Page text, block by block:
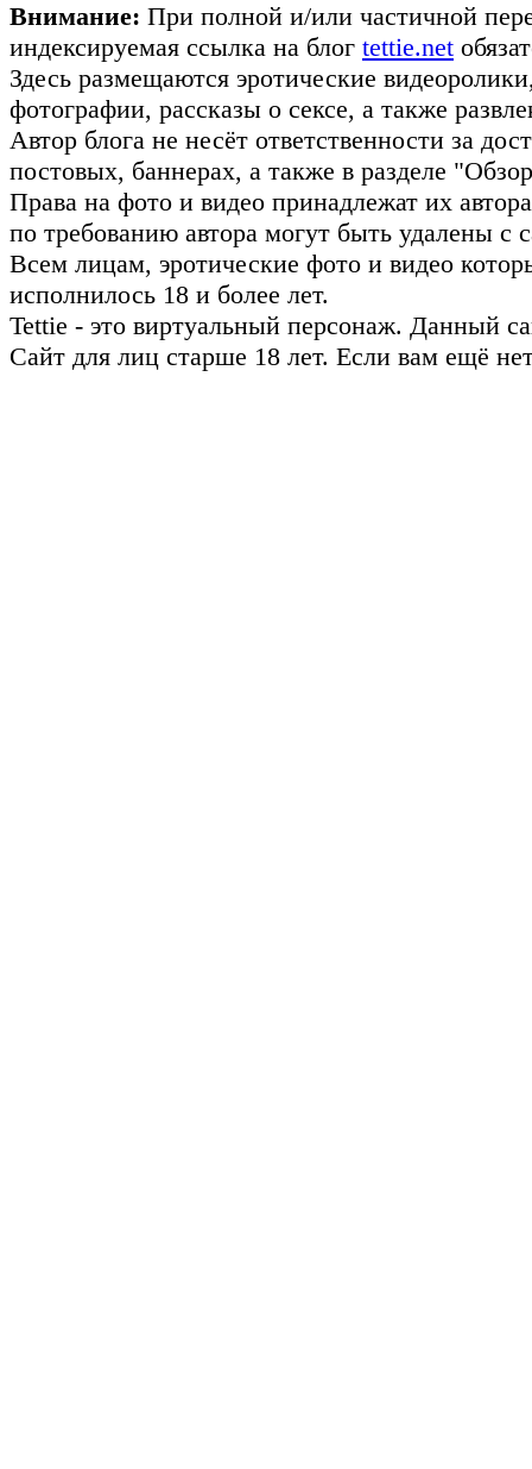
Внимание: При полной и/или частичной
индексируемая ссылка на блог tettie.net
Здесь размещаются эротические
фотографии, рассказы о сексе, а также
Автор блога не несёт ответственности за
постовых, баннерах, а также в разделе
Права на фото и видео принадлежат их
по требованию автора могут быть удалены с
Всем лицам, эротические фото и видео
исполнилось 18 и более лет.
Tettie - это виртуальный персонаж. Данный
Сайт для лиц старше 18 лет. Если вам ещё